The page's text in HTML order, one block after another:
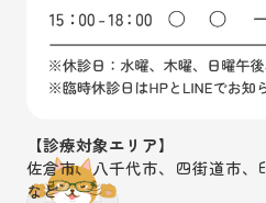
【診療対象エリア】
佐倉市、八千代市、四街道市
など